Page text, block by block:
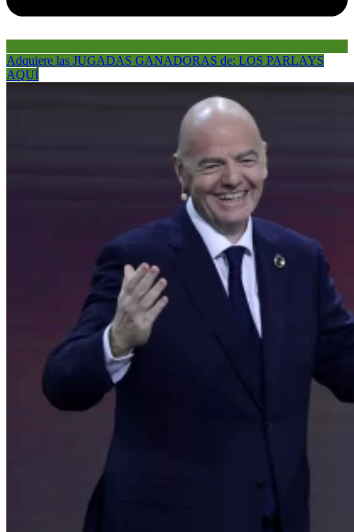
Adquiere las JUGADAS GANADORAS de: LOS PARLAYS
AQUÍ